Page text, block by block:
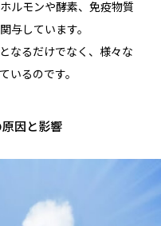
ルモンや酵素、免疫物質
与しています。
なるだけでなく、様々な
いるのです。
因と影響